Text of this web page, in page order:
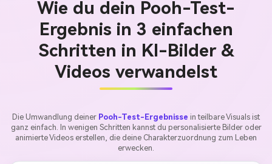
Wie du dein Pooh-Test-
Ergebnis in 3 einfachen
Schritten in KI-Bilder &
Videos verwandelst
Die Umwandlung deiner Pooh-Test-Ergebnisse in teilbare Visuals ist
ganz einfach. In wenigen Schritten kannst du personalisierte Bilder oder
animierte Videos erstellen, die deine Charakterzuordnung zum Leben
erwecken.